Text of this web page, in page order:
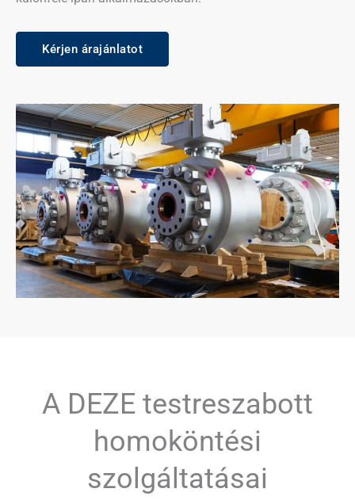
Kérjen árajánlatot
A DEZE testreszabott
homoköntési
szolgáltatásai